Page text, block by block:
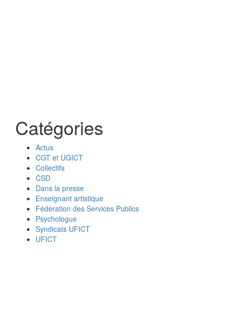
Catégories
Actus
CGT et UGICT
Collectifs
CSD
Dans la presse
Enseignant artistique
Fédération des Services Publics
Psychologue
Syndicats UFICT
UFICT